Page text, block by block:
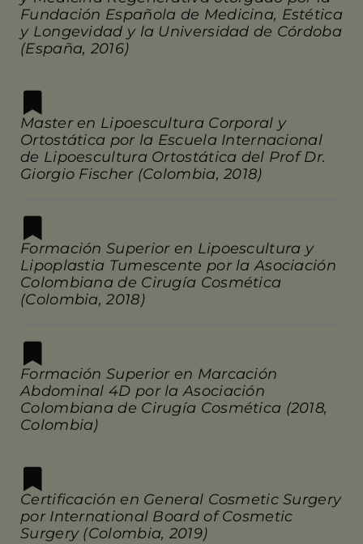
Fundación Española de Medicina, Estética
y Longevidad y la Universidad de Córdoba
(España, 2016)
Master en Lipoescultura Corporal y
Ortostática por la Escuela Internacional
de Lipoescultura Ortostática del Prof Dr.
Giorgio Fischer (Colombia, 2018)
Formación Superior en Lipoescultura y
Lipoplastia Tumescente por la Asociación
Colombiana de Cirugía Cosmética
(Colombia, 2018)
Formación Superior en Marcación
Abdominal 4D por la Asociación
Colombiana de Cirugía Cosmética (2018,
Colombia)
Certificación en General Cosmetic Surgery
por International Board of Cosmetic
Surgery (Colombia, 2019)